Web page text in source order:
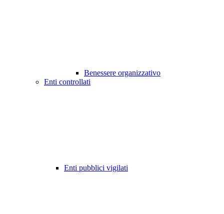
Benessere organizzativo
Enti controllati
Enti pubblici vigilati